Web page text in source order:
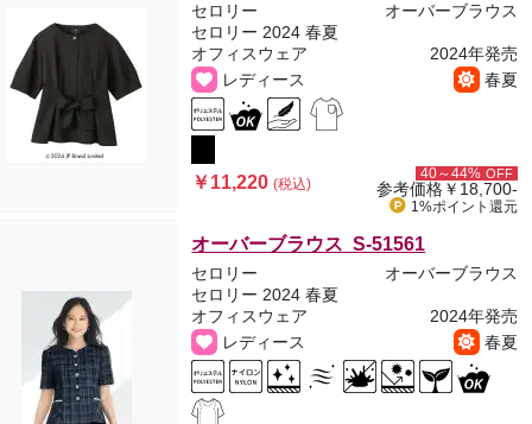
セロリー
オーバーブラウス
セロリー 2024 春夏
オフィスウェア
2024年発売
レディース
春夏
￥11,220(税込)
40～44% OFF
参考価格￥18,700-
1%ポイント 還元
オーバーブラウス S-51561
セロリー
オーバーブラウス
セロリー 2024 春夏
オフィスウェア
2024年発売
レディース
春夏